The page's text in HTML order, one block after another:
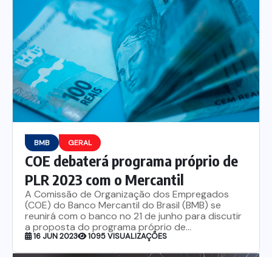
BMB GERAL
COE debaterá programa próprio de
PLR 2023 com o Mercantil
A Comissão de Organização dos Empregados
(COE) do Banco Mercantil do Brasil (BMB) se
reunirá com o banco no 21 de junho para discutir
a proposta do programa próprio de...
16 JUN 2023 1095 VISUALIZAÇÕES